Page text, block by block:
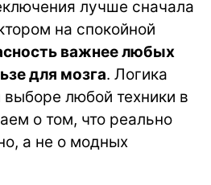
лучше сначала
на спокойной
важнее любых
для мозга. Логика
выборе любой техники в
о том, что реально
а не о модных